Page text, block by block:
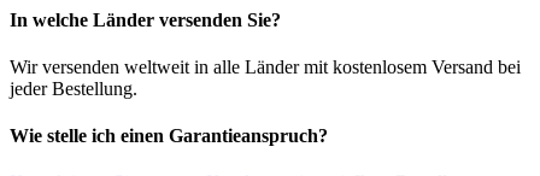
In welche Länder versenden Sie?
Wir versenden weltweit in alle Länder mit kostenlosem Versand bei
jeder Bestellung.
Wie stelle ich einen Garantieanspruch?